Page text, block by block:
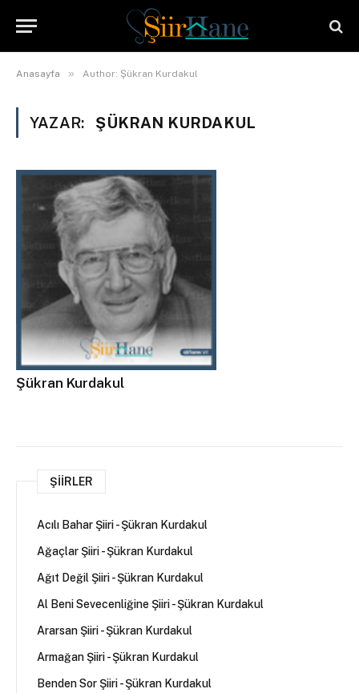
Anasayfa » Author: Şükran Kurdakul
YAZAR: ŞÜKRAN KURDAKUL
Şükran Kurdakul
ŞIIRLER
Acılı Bahar Şiiri - Şükran Kurdakul
Ağaçlar Şiiri - Şükran Kurdakul
Ağıt Değil Şiiri - Şükran Kurdakul
Al Beni Sevecenliğine Şiiri - Şükran Kurdakul
Ararsan Şiiri - Şükran Kurdakul
Armağan Şiiri - Şükran Kurdakul
Benden Sor Şiiri - Şükran Kurdakul